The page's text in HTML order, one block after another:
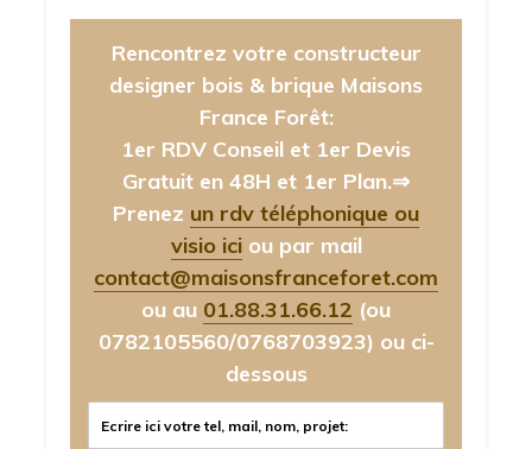
Rencontrez votre constructeur
designer bois & brique Maisons
France Forêt:
1er RDV Conseil et 1er Devis
Gratuit en 48H et 1er Plan.⇒
Prenez un rdv téléphonique ou
visio iciou par mail
contact@maisonsfranceforet.com
ou au 01.88.31.66.12 (ou
0782105560/0768703923) ou ci-
dessous